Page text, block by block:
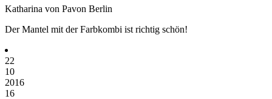
Katharina von Pavon Berlin
Der Mantel mit der Farbkombi ist richtig schön!
22
10
2016
16